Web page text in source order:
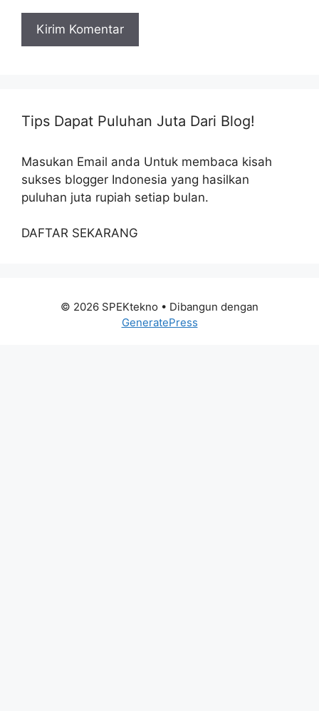
Tips Dapat Puluhan Juta Dari Blog!
Masukan Email anda Untuk membaca kisah
sukses blogger Indonesia yang hasilkan
puluhan juta rupiah setiap bulan.
DAFTAR SEKARANG
© 2026 SPEKtekno • Dibangun dengan
GeneratePress